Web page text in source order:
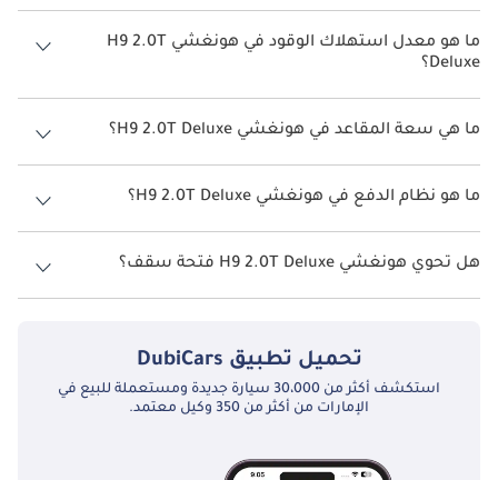
سعر هونغشي H9 2.0T Deluxe هو درهم 255,000.
ما هو معدل استهلاك الوقود في هونغشي H9 2.0T
Deluxe؟
يبلغ معدل استهلاك الوقود المقترح من الشركة المصنعة لسيارة هونغشي
H9 2026 من 7 كم/ليتر - 10 كم/ليتر.
ما هي سعة المقاعد في هونغشي H9 2.0T Deluxe؟
تتسع هونغشي H9 2.0T Deluxe لأ 5 أشخاص.
ما هو نظام الدفع في هونغشي H9 2.0T Deluxe؟
نظام الدفع في هونغشي H9 Rear Wheel Drive 2.0T Deluxe.
هل تحوي هونغشي H9 2.0T Deluxe فتحة سقف؟
نعم توفر هونغشي H9 2.0T Deluxe فتحة السقف كخيار.
تحميل تطبيق DubiCars
استكشف أكثر من 30،000 سيارة جديدة ومستعملة للبيع في
الإمارات من أكثر من 350 وكيل معتمد.